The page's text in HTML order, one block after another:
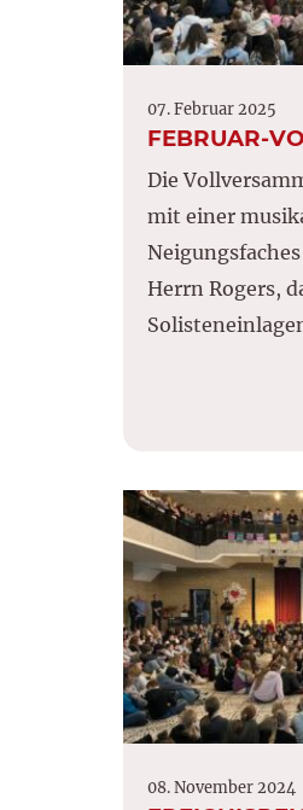
07. Februar 2025
FEBRUAR-
Die
mit einer
Herrn Rogers,
08. November 2024